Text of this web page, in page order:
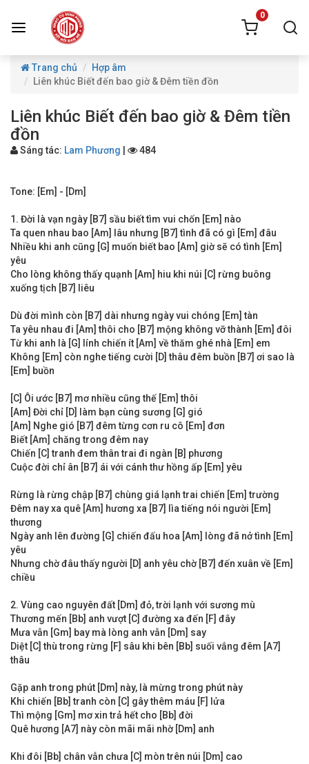
0
Trang chủ
Hợp âm
Liên khúc Biết đến bao giờ & Đêm tiền đồn
Liên khúc Biết đến bao giờ & Đêm tiền
đồn
Sáng tác: Lam Phương 484
Tone: [Em] - [Dm]
1. Đời là vạn ngày [B7] sầu biết tìm vui chốn [Em] nào
Ta quen nhau bao [Am] lâu nhưng [B7] tình đã có gì [Em] đâu
Nhiều khi anh cũng [G] muốn biết bao [Am] giờ sẽ có tình [Em]
yêu
Cho lòng không thấy quạnh [Am] hiu khi núi [C] rừng buông
xuống tịch [B7] liêu
Dù đời mình còn [B7] dài nhưng ngày vui chóng [Em] tàn
Ta yêu nhau đi [Am] thôi cho [B7] mộng không vỡ thành [Em] đôi
Từ khi anh là [G] lính chiến ít [Am] về thăm ghé nhà [Em] em
Không [Em] còn nghe tiếng cười [D] thâu đêm buồn [B7] ơi sao là
[Em] buồn
[C] Ôi ước [B7] mơ nhiều cũng thế [Em] thôi
[Am] Đời chỉ [D] làm bạn cùng sương [G] gió
[Am] Nghe gió [B7] đêm từng cơn ru cô [Em] đơn
Biết [Am] chăng trong đêm nay
Chiến [C] tranh đem thân trai đi ngàn [B] phương
Cuộc đời chỉ ân [B7] ái với cánh thư hồng ấp [Em] yêu
Rừng là rừng chập [B7] chùng giá lạnh trai chiến [Em] trường
Đêm nay xa quê [Am] hương xa [B7] lìa tiếng nói người [Em]
thương
Ngày anh lên đường [G] chiến đấu hoa [Am] lòng đã nở tình [Em]
yêu
Nhưng chờ đâu thấy người [D] anh yêu chờ [B7] đến xuân về [Em]
chiều
2. Vùng cao nguyên đất [Dm] đỏ, trời lạnh với sương mù
Thương mến [Bb] anh vượt [C] đường xa đến [F] đây
Mưa vẫn [Gm] bay mà lòng anh vẫn [Dm] say
Diệt [C] thù trong rừng [F] sâu khi bên [Bb] suối vắng đêm [A7]
thâu
Gặp anh trong phút [Dm] này, là mừng trong phút này
Khi chiến [Bb] tranh còn [C] gây thêm máu [F] lửa
Thì mộng [Gm] mơ xin trả hết cho [Bb] đời
Quê hương [A7] này còn mãi mãi nhờ [Dm] anh
Khi đôi [Bb] chân vẫn chưa [C] mòn trên núi [Dm] cao